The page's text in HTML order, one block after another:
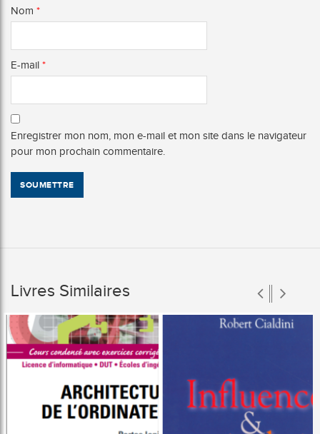
Nom *
E-mail *
Enregistrer mon nom, mon e-mail et mon site dans le navigateur
pour mon prochain commentaire.
Livres Similaires